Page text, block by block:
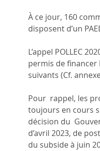
À ce jour, 160
disposent d’un
L’appel POLLEC
permis de financer
suivants (Cf.
Pour  rappel, les
toujours en cours
décision du
d’avril 2023, de
du subside à juin